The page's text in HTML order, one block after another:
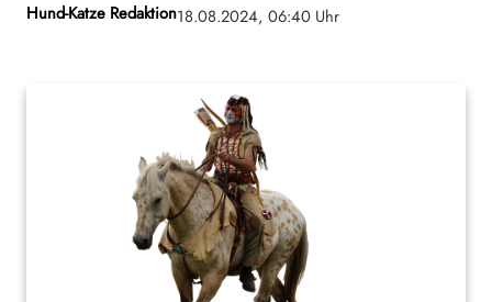
Hund-Katze Redaktion18.08.2024, 06:40 Uhr